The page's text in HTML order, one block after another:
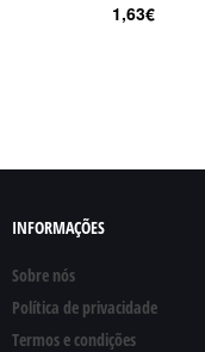
1,63€
INFORMAÇÕES
Sobre nós
Política de privacidade
Termos e condições